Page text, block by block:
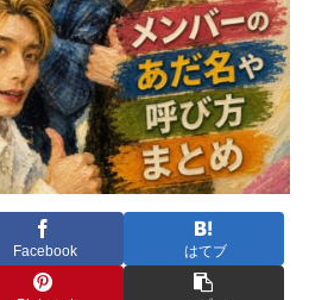
Facebook はてブ